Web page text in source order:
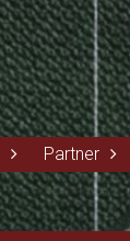
Partner